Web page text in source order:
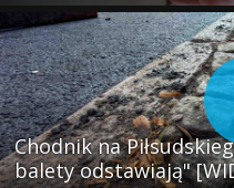
Chodnik na
balety odstawiają"